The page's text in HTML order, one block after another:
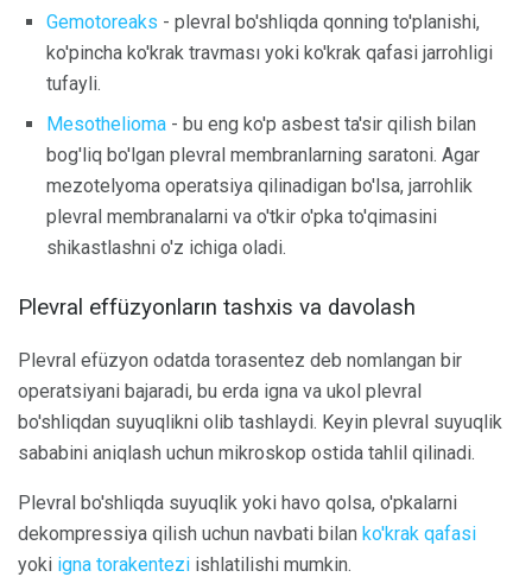
Gemotoreaks - plevral bo'shliqda qonning to'planishi,
ko'pincha ko'krak travması yoki ko'krak qafasi jarrohligi
tufayli.
Mesothelioma - bu eng ko'p asbest ta'sir qilish bilan
bog'liq bo'lgan plevral membranlarning saratoni. Agar
mezotelyoma operatsiya qilinadigan bo'lsa, jarrohlik
plevral membranalarni va o'tkir o'pka to'qimasini
shikastlashni o'z ichiga oladi.
Plevral effüzyonların tashxis va davolash
Plevral efüzyon odatda torasentez deb nomlangan bir
operatsiyani bajaradi, bu erda igna va ukol plevral
bo'shliqdan suyuqlikni olib tashlaydi. Keyin plevral suyuqlik
sababini aniqlash uchun mikroskop ostida tahlil qilinadi.
Plevral bo'shliqda suyuqlik yoki havo qolsa, o'pkalarni
dekompressiya qilish uchun navbati bilan ko'krak qafasi
yoki igna torakentezi ishlatilishi mumkin.